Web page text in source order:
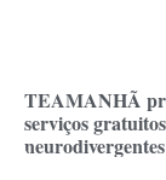
TEAMANHÃ
serviços